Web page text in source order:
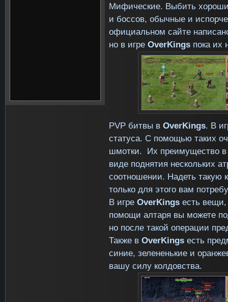
Мифические. Выбить
и боссов, обычные и
официальном сайте
но в игре OverKings пока их
PVP битвы в OverKings. В
статуса. С помощью таких
шмотки. Их преимущество в
виде поднятия нескольких
соотношении. Надеть такую
только для этого вам
В игре OverKings есть
помощи алтаря вы можете
но после такой операции
Также в OverKings есть
синие, зелененькие и
вашу силу колдовства.